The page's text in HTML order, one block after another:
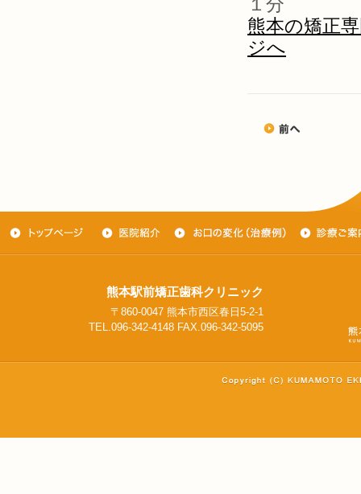
熊本の矯正
ジへ
熊本駅前矯正歯科クリニック
〒860-0047 熊本市西区春日5-2-1
TEL.096-342-4148 FAX.096-342-5095